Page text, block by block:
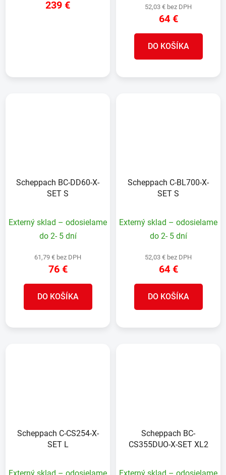
239 € 52,03 € bez DPH
64 €
DO KOŠÍKA
Scheppach BC-DD60-X-
SET S
Externý sklad – odosielame
do 2- 5 dní
61,79 € bez DPH
76 €
DO KOŠÍKA
Scheppach C-BL700-X-
SET S
Externý sklad – odosielame
do 2- 5 dní
52,03 € bez DPH
64 €
DO KOŠÍKA
Scheppach C-CS254-X-
SET L
Scheppach BC-
CS355DUO-X-SET XL2